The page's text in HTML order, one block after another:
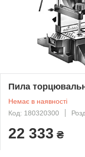
Пила
Немає в наявності
Код: 180320300
22 333 ₴